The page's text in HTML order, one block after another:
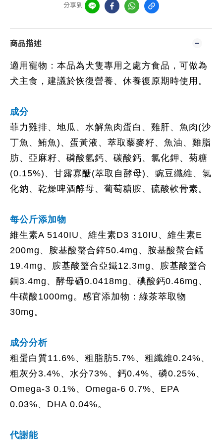
分享到
商品描述
適用寵物：本品為犬隻專用之處方食品，可做為
犬主食，建議於恢復營養、休養復原期時使用。
成分
菲力雞排、地瓜、水解魚肉蛋白、雞肝、魚肉(沙
丁魚、鮪魚)、蛋黃液、萃取藜麥籽、魚油、雞脂
肪、亞麻籽、磷酸氫鈣、碳酸鈣、氯化鉀、菊糖
(0.15%)、甘露寡醣(萃取自酵母)、豌豆纖維、氯
化鈉、乾燥啤酒酵母、葡萄糖胺、硫酸軟骨素。
每公斤添加物
維生素A 5140IU、維生素D3 310IU、維生素E
200mg、胺基酸螯合鋅50.4mg、胺基酸螯合錳
19.4mg、胺基酸螯合亞鐵12.3mg、胺基酸螯合
銅3.4mg、酵母硒0.0418mg、碘酸鈣0.46mg、
牛磺酸1000mg。感官添加物：綠茶萃取物
30mg。
成分分析
粗蛋白質11.6%、粗脂肪5.7%、粗纖維0.24%、
粗灰分3.4%、水分73%、鈣0.4%、磷0.25%、
Omega-3 0.1%、Omega-6 0.7%、EPA
0.03%、DHA 0.04%。
代謝能